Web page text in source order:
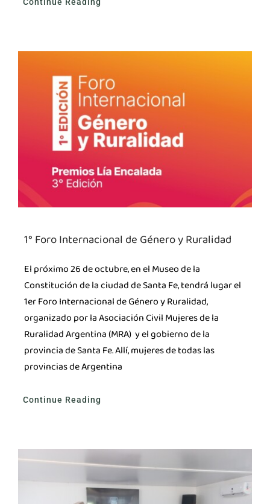
1° Foro Internacional de Género y Ruralidad
El próximo 26 de octubre, en el Museo de la
Constitución de la ciudad de Santa Fe, tendrá lugar el
1er Foro Internacional de Género y Ruralidad,
organizado por la Asociación Civil Mujeres de la
Ruralidad Argentina (MRA) y el gobierno de la
provincia de Santa Fe. Allí, mujeres de todas las
provincias de Argentina
Continue Reading